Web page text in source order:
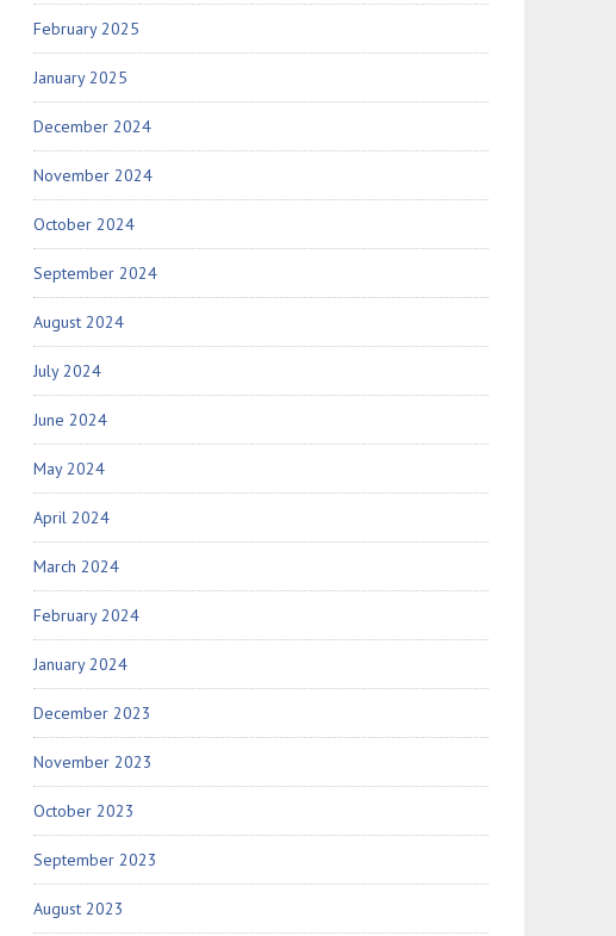
February 2025
January 2025
December 2024
November 2024
October 2024
September 2024
August 2024
July 2024
June 2024
May 2024
April 2024
March 2024
February 2024
January 2024
December 2023
November 2023
October 2023
September 2023
August 2023